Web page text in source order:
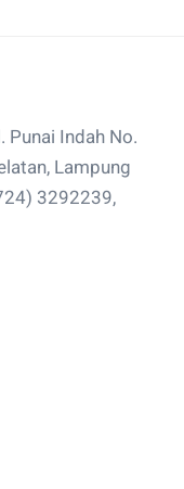
Punai Indah No.
Lampung
3292239,